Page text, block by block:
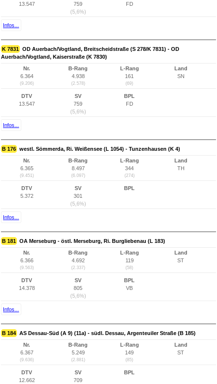
13.547
759
(5,6%)
FD
Infos...
K 7831 OD Auerbach/Vogtland, Breitscheidstraße (S 278/K 7831) - OD
Auerbach/Vogtland, Kaiserstraße (K 7830)
Nr.
6.364
(9.206)
B-Rang
4.938
(2.578)
L-Rang
161
(69)
Land
SN
DTV
13.547
SV
759
(5,6%)
BPL
FD
Infos...
B 176 westl. Sömmerda, Ri. Weißensee (L 1054) - Tunzenhausen (K 4)
Nr.
6.365
(9.451)
B-Rang
8.497
(6.097)
L-Rang
344
(274)
Land
TH
DTV
5.372
SV
301
(5,6%)
BPL
Infos...
B 181 OA Merseburg - östl. Merseburg, Ri. Burgliebenau (L 183)
Nr.
6.366
(9.563)
B-Rang
4.692
(2.337)
L-Rang
119
(58)
Land
ST
DTV
14.378
SV
805
(5,6%)
BPL
VB
Infos...
B 184 AS Dessau-Süd (A 9) (11a) - südl. Dessau, Argenteuiler Straße (B 185)
Nr.
6.367
(9.636)
B-Rang
5.249
(2.881)
L-Rang
149
(85)
Land
ST
DTV
12.662
SV
709
BPL